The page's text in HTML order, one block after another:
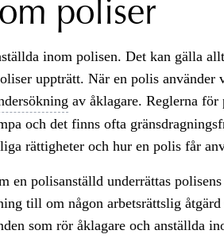
poliser
inom polisen. Det kan gälla
uppträtt. När en polis använder
av åklagare. Reglerna för
och det finns ofta
rättigheter och hur en polis får
en polisanställd underrättas polisens
till om någon arbetsrättslig åtgärd
som rör åklagare och anställda